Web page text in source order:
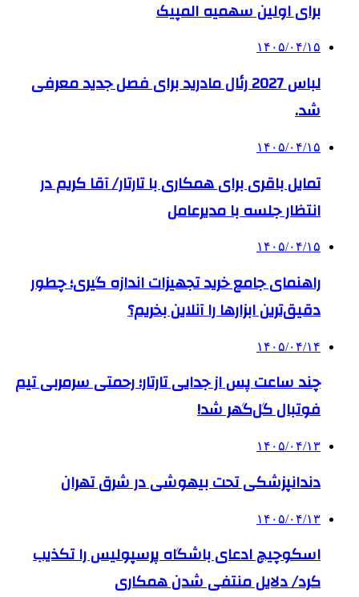
برای اولین سهمیه المپیک
۱۴۰۵/۰۴/۱۵
لباس 2027 رئال مادرید برای فصل جدید معرفی
شد.
۱۴۰۵/۰۴/۱۵
تمایل باقری برای همکاری با تارتار/ آقا کریم در
انتظار جلسه با مدیرعامل
۱۴۰۵/۰۴/۱۵
راهنمای جامع خرید تجهیزات اندازه گیری؛ چطور
دقیق‌ترین ابزارها را آنلاین بخریم؟
۱۴۰۵/۰۴/۱۴
چند ساعت پس از جدایی تارتار؛ رحمتی سرمربی تیم
فوتبال گل‌گهر شد!
۱۴۰۵/۰۴/۱۳
دندانپزشکی تحت بیهوشی در شرق تهران
۱۴۰۵/۰۴/۱۳
اسکوچیچ ادعای باشگاه پرسپولیس را تکذیب
کرد/ دلایل منتفی شدن همکاری